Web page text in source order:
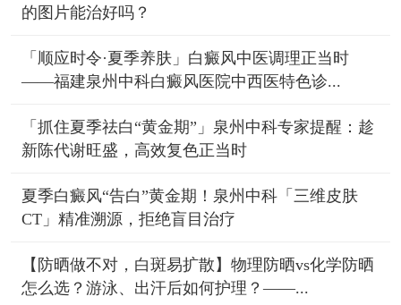
的图片能治好吗？
「顺应时令·夏季养肤」白癜风中医调理正当时
——福建泉州中科白癜风医院中西医特色诊...
「抓住夏季祛白“黄金期”」泉州中科专家提醒：趁
新陈代谢旺盛，高效复色正当时
夏季白癜风“告白”黄金期！泉州中科「三维皮肤
CT」精准溯源，拒绝盲目治疗
【防晒做不对，白斑易扩散】物理防晒vs化学防晒
怎么选？游泳、出汗后如何护理？——...